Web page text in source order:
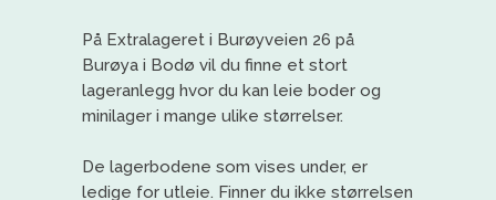
På Extralageret i Burøyveien 26 på
Burøya i Bodø vil du finne et stort
lageranlegg hvor du kan leie boder og
minilager i mange ulike størrelser.
De lagerbodene som vises under, er
ledige for utleie. Finner du ikke størrelsen